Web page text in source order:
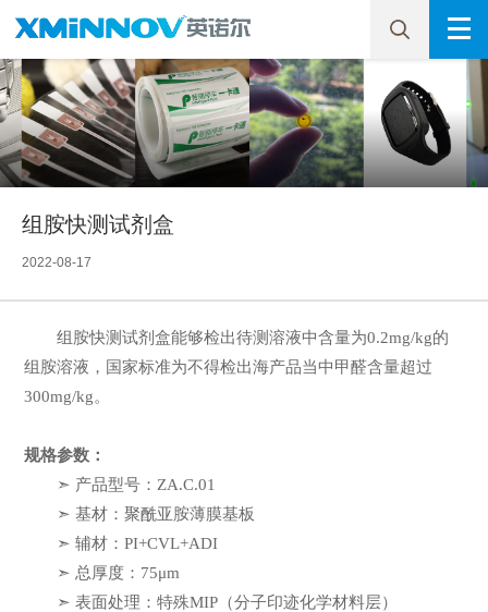
组胺快测试剂盒
2022-08-17
组胺快测试剂盒能够检出待测溶液中含量为0.2mg/kg的
组胺溶液，国家标准为不得检出海产品当中甲醛含量超过
300mg/kg。
规格参数：
➣ 产品型号：ZA.C.01
➣ 基材：聚酰亚胺薄膜基板
➣ 辅材：PI+CVL+ADI
➣ 总厚度：75μm
➣ 表面处理：特殊MIP（分子印迹化学材料层）